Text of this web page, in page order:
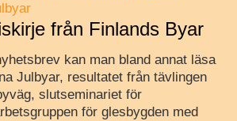
från Finlands Byar
kan man bland annat läsa
Julbyar, resultatet från tävlingen
slutseminariet för
för glesbygden med